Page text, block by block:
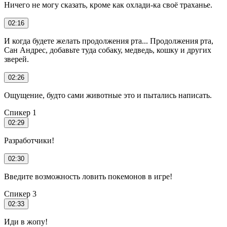
Ничего не могу сказать, кроме как охлади-ка своё траханье.
02:16
И когда будете желать продолжения рта... Продолжения рта,
Сан Андрес, добавьте туда собаку, медведь, кошку и других
зверей.
02:26
Ощущение, будто сами животные это и пытались написать.
Спикер 1
02:29
Разработчики!
02:30
Введите возможность ловить покемонов в игре!
Спикер 3
02:33
Иди в жопу!